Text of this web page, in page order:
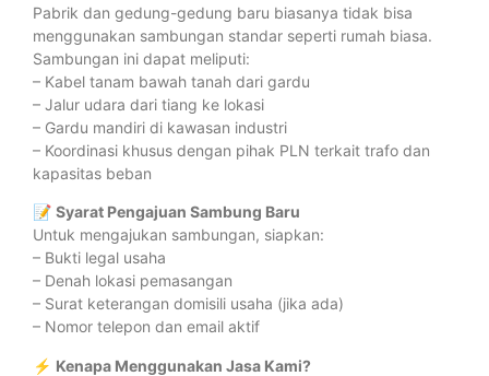
Pabrik dan gedung-gedung baru biasanya tidak bisa
menggunakan sambungan standar seperti rumah biasa.
Sambungan ini dapat meliputi:
– Kabel tanam bawah tanah dari gardu
– Jalur udara dari tiang ke lokasi
– Gardu mandiri di kawasan industri
– Koordinasi khusus dengan pihak PLN terkait trafo dan
kapasitas beban
📝 Syarat Pengajuan Sambung Baru
Untuk mengajukan sambungan, siapkan:
– Bukti legal usaha
– Denah lokasi pemasangan
– Surat keterangan domisili usaha (jika ada)
– Nomor telepon dan email aktif
⚡ Kenapa Menggunakan Jasa Kami?